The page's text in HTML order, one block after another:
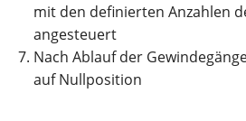
mit den definierten Anzahlen
angesteuert
Nach Ablauf der
auf Nullposition